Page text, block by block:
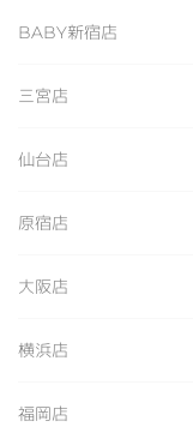
BABY新宿店
三宮店
仙台店
原宿店
大阪店
横浜店
福岡店